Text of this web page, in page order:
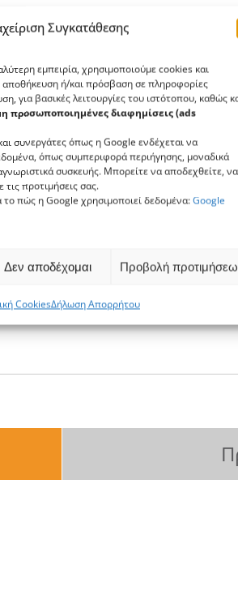
Συγκατάθεσης
εμπειρία, χρησιμοποιούμε cookies και
αποθήκευση ή/και πρόσβαση σε πληροφορίες
για βασικές λειτουργίες του ιστότοπου, καθώς
προσωποποιημένες διαφημίσεις (ads
συνεργάτες όπως η Google ενδέχεται να
όπως συμπεριφορά περιήγησης, μοναδικά
συσκευής. Μπορείτε να αποδεχθείτε, να
τις προτιμήσεις σας.
πώς η Google χρησιμοποιεί δεδομένα: Google
Δεν αποδέχομαι Προβολή
CookiesΔήλωση Απορρήτου
ECTS:90
Τομείς
Δικηγορικά Γραφεία
Εταιρικό Δίκαιο
Περιβαλλοντικό
Θεσμικά όργανα